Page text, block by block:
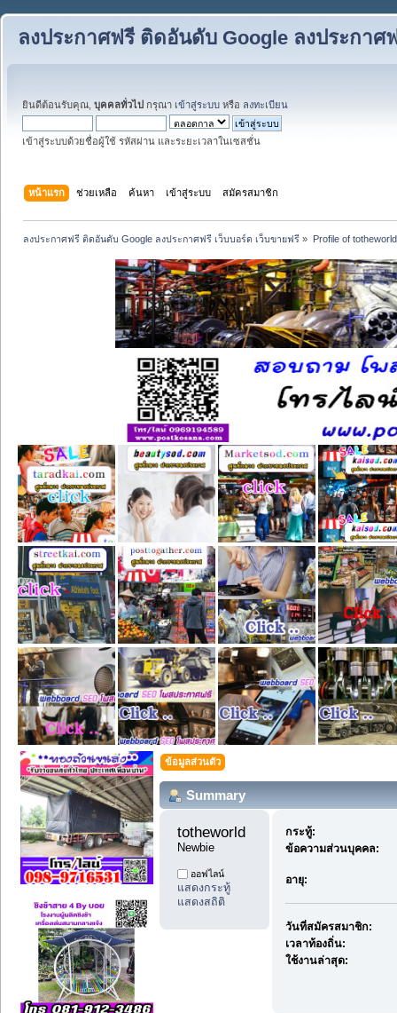
ลงประกาศฟรี ติดอันดับ Google ลงประกาศ
ยินดีต้อนรับคุณ, บุคคลทั่วไป กรุณา เข้าสู่ระบบ หรือ ลงทะเบียน
เข้าสู่ระบบด้วยชื่อผู้ใช้ รหัสผ่าน และระยะเวลาในเซสชั่น
หน้าแรก ช่วยเหลือ ค้นหา เข้าสู่ระบบ สมัครสมาชิก
ลงประกาศฟรี ติดอันดับ Google ลงประกาศฟรี เว็บบอร์ด เว็บขายฟรี » Profile of totheworld
ข้อมูลส่วนตัว
Summary
totheworld
Newbie
ออฟไลน์
แสดงกระทู้
แสดงสถิติ
กระทู้:
ข้อความส่วนบุคคล:
อายุ:
วันที่สมัครสมาชิก:
เวลาท้องถิ่น:
ใช้งานล่าสุด: